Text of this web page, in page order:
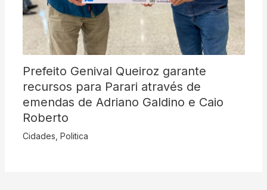
Prefeito Genival Queiroz garante
recursos para Parari através de
emendas de Adriano Galdino e Caio
Roberto
Cidades Politica